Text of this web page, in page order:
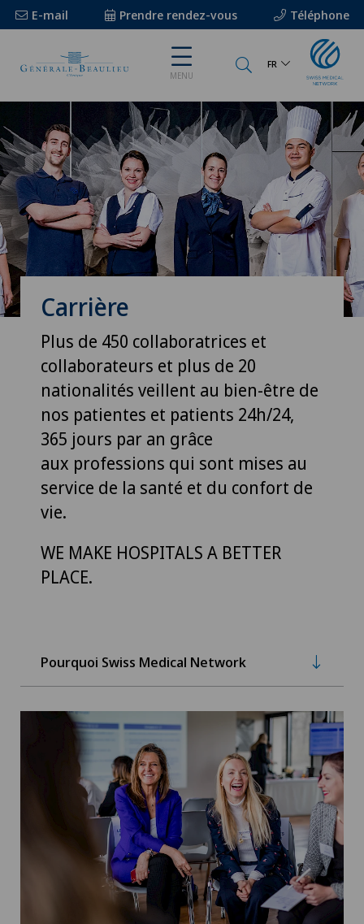
E-mail Prendre rendez-vous Téléphone
MENU
FR
Carrière
Plus de 450 collaboratrices et
collaborateurs et plus de 20
nationalités veillent au bien-être de
nos patientes et patients 24h/24,
365 jours par an grâce
aux professions qui sont mises au
service de la santé et du confort de
vie.
WE MAKE HOSPITALS A BETTER
PLACE.
Pourquoi Swiss Medical Network